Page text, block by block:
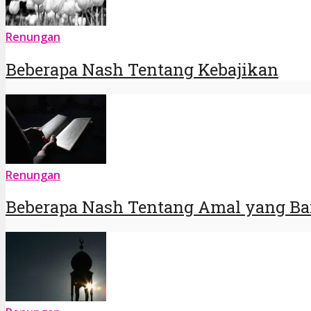
Renungan
Beberapa Nash Tentang Kebajikan
Renungan
Beberapa Nash Tentang Amal yang